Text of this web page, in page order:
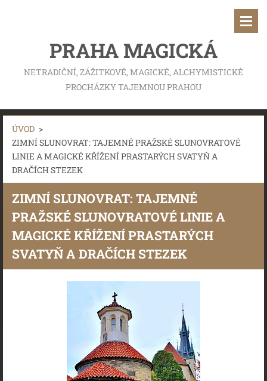
PRAHA MAGICKÁ
NETRADIČNÍ, ZÁŽITKOVÉ, MAGICKÉ, ALCHYMISTICKÉ
PROCHÁZKY TAJEMNOU PRAHOU
ÚVOD >
ZIMNÍ SLUNOVRAT: TAJEMNÉ PRAŽSKÉ SLUNOVRATOVÉ
LINIE A MAGICKÉ KŘÍŽENÍ PRASTARÝCH SVATYŇ A
DRAČÍCH STEZEK
ZIMNÍ SLUNOVRAT: TAJEMNÉ
PRAŽSKÉ SLUNOVRATOVÉ LINIE A
MAGICKÉ KŘÍŽENÍ PRASTARÝCH
SVATYŇ A DRAČÍCH STEZEK